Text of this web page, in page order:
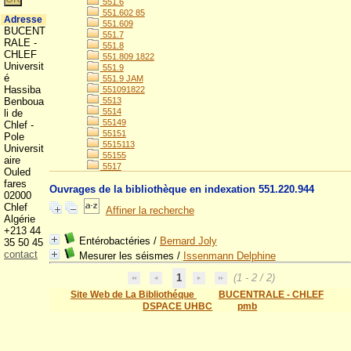
551.602 85
551.609
551.7
551.8
551.809 1822
551.9
551.9 JAM
551091822
5513
5514
55149
55151
5515113
55155
5517
Ouvrages de la bibliothèque en indexation 551.220.944
Affiner la recherche
Entérobactéries / Bernard Joly
Mesurer les séismes / Issenmann Delphine
1
(1 - 2 / 2)
Site Web de La Bibliothéque
BUCENTRALE - CHLEF
DSPACE UHBC
pmb
Adresse
BUCENT
RALE -
CHLEF
Universit
é
Hassiba
Benboua
li de
Chlef -
Pole
Universit
aire
Ouled
fares
02000
Chlef
Algérie
+213 44
35 50 45
contact